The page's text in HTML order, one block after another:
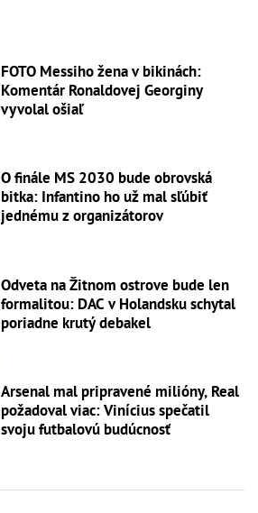
FOTO Messiho žena v bikinách:
Komentár Ronaldovej Georginy
vyvolal ošiaľ
O finále MS 2030 bude obrovská
bitka: Infantino ho už mal sľúbiť
jednému z organizátorov
Odveta na Žitnom ostrove bude len
formalitou: DAC v Holandsku schytal
poriadne krutý debakel
Arsenal mal pripravené milióny, Real
požadoval viac: Vinícius spečatil
svoju futbalovú budúcnosť